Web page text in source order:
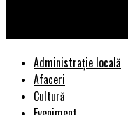
Administrație locală
Afaceri
Cultură